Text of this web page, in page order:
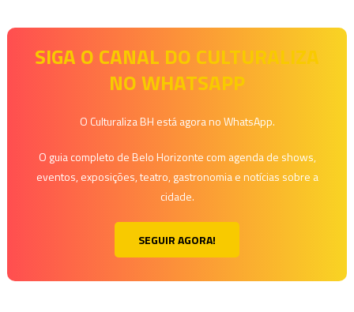
SIGA O CANAL DO CULTURALIZA
NO WHATSAPP
O Culturaliza BH está agora no WhatsApp.
O guia completo de Belo Horizonte com agenda de shows,
eventos, exposições, teatro, gastronomia e notícias sobre a
cidade.
SEGUIR AGORA!